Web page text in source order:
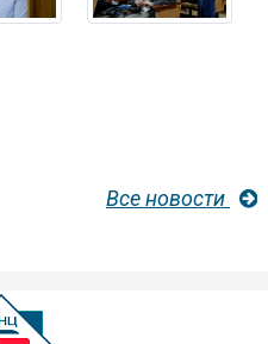
Все новости